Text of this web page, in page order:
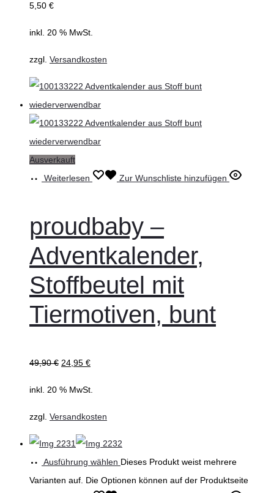
5,50 €
inkl. 20 % MwSt.
zzgl. Versandkosten
Ausverkauft
Weiterlesen
Zur Wunschliste hinzufügen
proudbaby –
Adventkalender,
Stoffbeutel mit
Tiermotiven, bunt
49,90€ 24,95 €
inkl. 20 % MwSt.
zzgl. Versandkosten
Ausführung wählen Dieses Produkt weist mehrere
Varianten auf. Die Optionen können auf der Produktseite